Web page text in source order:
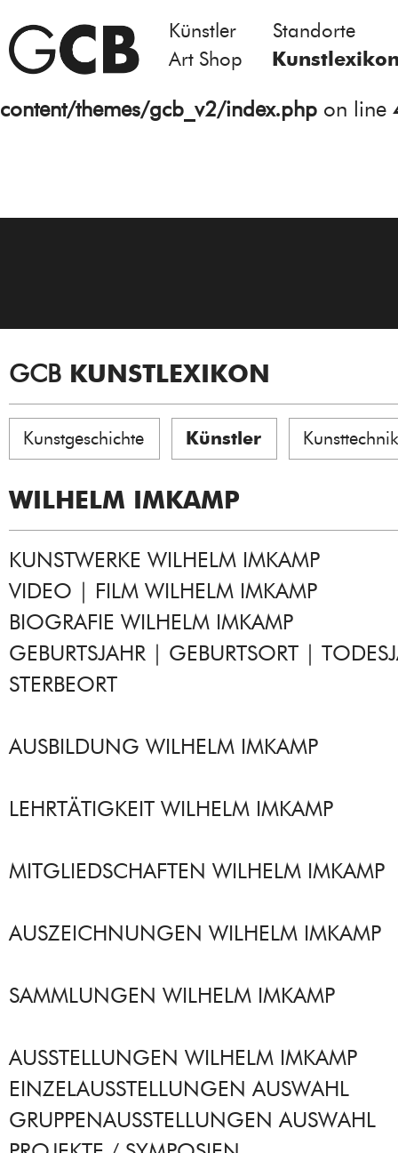
Notice: Undefined variable: atts in
/homepages/21/d13550920/htdocs/
content/themes/gcb_v2/index.php on line
Künstler
Standorte
Art Shop
GCB KUNSTLEXIKON
Kunstgeschichte Künstler
WILHELM IMKAMP
KUNSTWERKE WILHELM IMKAMP
VIDEO | FILM WILHELM IMKAMP
BIOGRAFIE WILHELM IMKAMP
GEBURTSJAHR | GEBURTSORT |
STERBEORT
AUSBILDUNG WILHELM IMKAMP
LEHRTÄTIGKEIT WILHELM IMKAMP
MITGLIEDSCHAFTEN WILHELM IMKAMP
AUSZEICHNUNGEN WILHELM IMKAMP
SAMMLUNGEN WILHELM IMKAMP
AUSSTELLUNGEN WILHELM IMKAMP
EINZELAUSSTELLUNGEN AUSWAHL
GRUPPENAUSSTELLUNGEN AUSWAHL